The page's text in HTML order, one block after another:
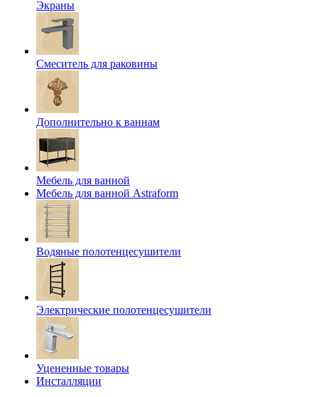
Экраны
Смеситель для раковины
Дополнительно к ваннам
Мебель для ванной
Мебель для ванной Astraform
Водяные полотенцесушители
Электрические полотенцесушители
Уцененные товары
Инсталляции